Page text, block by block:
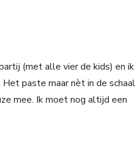
(met alle vier de kids) en ik
Het paste maar nèt in de schaal
mee. Ik moet nog altijd een